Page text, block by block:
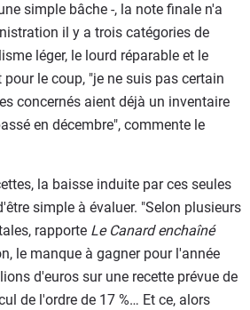
simple bâche -, la note finale n'a
il y a trois catégories de
léger, le lourd réparable et le
pour le coup, "je ne suis pas certain
concernés aient déjà un inventaire
en décembre", commente le
la baisse induite par ces seules
simple à évaluer. "Selon plusieurs
rapporte Le Canard enchaîné
le manque à gagner pour l'année
d'euros sur une recette prévue de
de l'ordre de 17 %… Et ce, alors